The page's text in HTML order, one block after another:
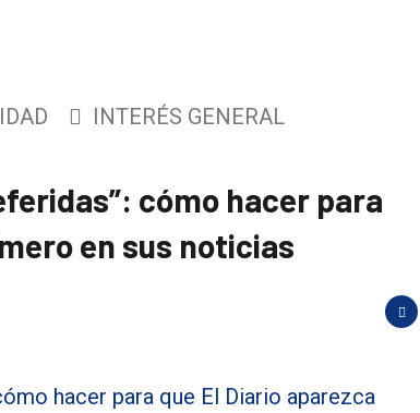
INTERÉS GENERAL
cómo hacer para
en sus noticias